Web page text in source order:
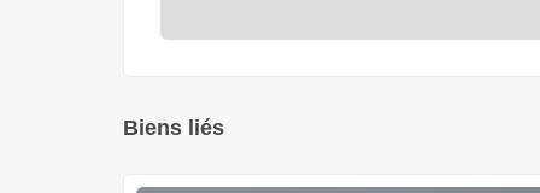
Biens liés